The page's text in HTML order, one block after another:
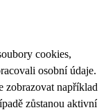
cookies,
osobní údaje.
zobrazovat například
zůstanou aktivní